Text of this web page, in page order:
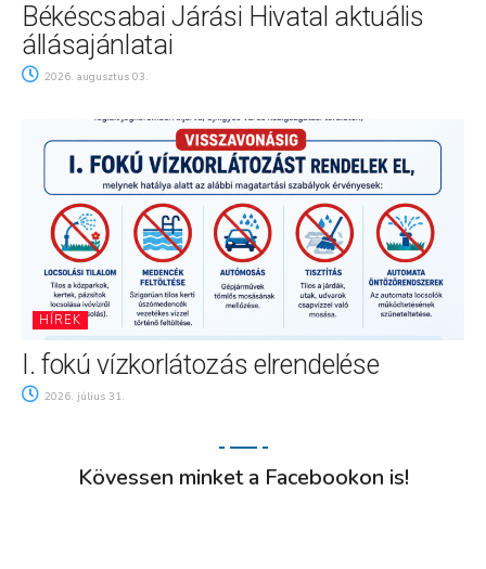
Békéscsabai Járási Hivatal aktuális
állásajánlatai
2026. augusztus 03.
HÍREK
I. fokú vízkorlátozás elrendelése
2026. július 31.
Kövessen minket a Facebookon is!